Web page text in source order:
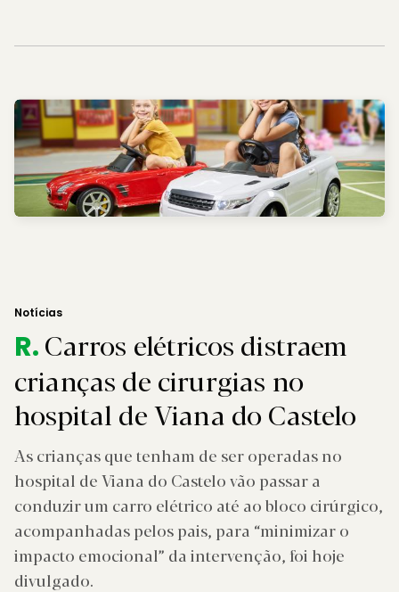
Notícias
R.Carros elétricos distraem
crianças de cirurgias no
hospital de Viana do Castelo
As crianças que tenham de ser operadas no
hospital de Viana do Castelo vão passar a
conduzir um carro elétrico até ao bloco cirúrgico,
acompanhadas pelos pais, para “minimizar o
impacto emocional” da intervenção, foi hoje
divulgado.